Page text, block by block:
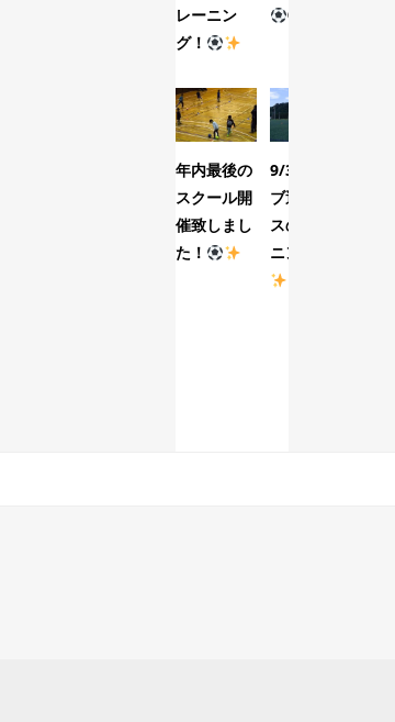
レーニン
グ！
②
年内最後の
スクール開
催致しまし
た！
9/3(木)クラ
ブ選手コー
スのトレー
ニング！